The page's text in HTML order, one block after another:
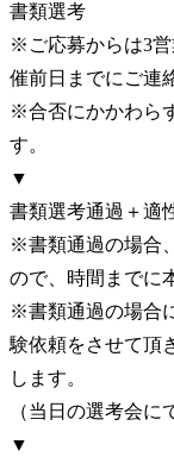
書類選考
※ご応募からは3
催前日までにご連
※合否にかかわら
す。
▼
書類選考通過＋適
※書類通過の場合
ので、時間までに
※書類通過の場合
験依頼をさせて頂
します。
（当日の選考会に
▼